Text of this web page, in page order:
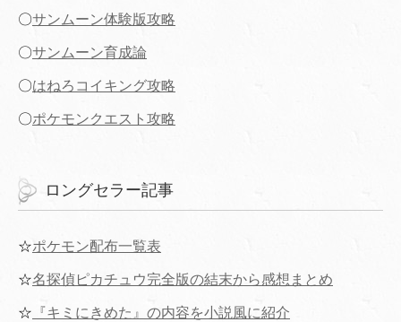
〇サンムーン体験版攻略
〇サンムーン育成論
〇はねろコイキング攻略
〇ポケモンクエスト攻略
ロングセラー記事
☆ポケモン配布一覧表
☆名探偵ピカチュウ完全版の結末から感想まとめ
☆ 『キミにきめた』の内容を小説風に紹介